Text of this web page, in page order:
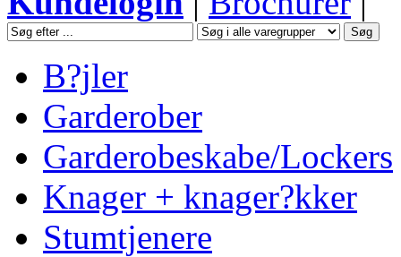
B?jler
Garderober
Garderobeskabe/Lockers
Knager + knager?kker
Stumtjenere